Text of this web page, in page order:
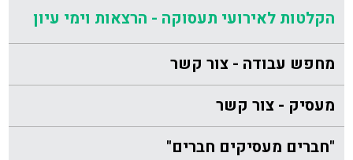
הקלטות לאירועי תעסוקה - הרצאות וימי עיון
מחפש עבודה - צור קשר
מעסיק - צור קשר
"חברים מעסיקים חברים"